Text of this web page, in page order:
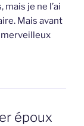
je ne l’ai
Mais avant
merveilleux
époux